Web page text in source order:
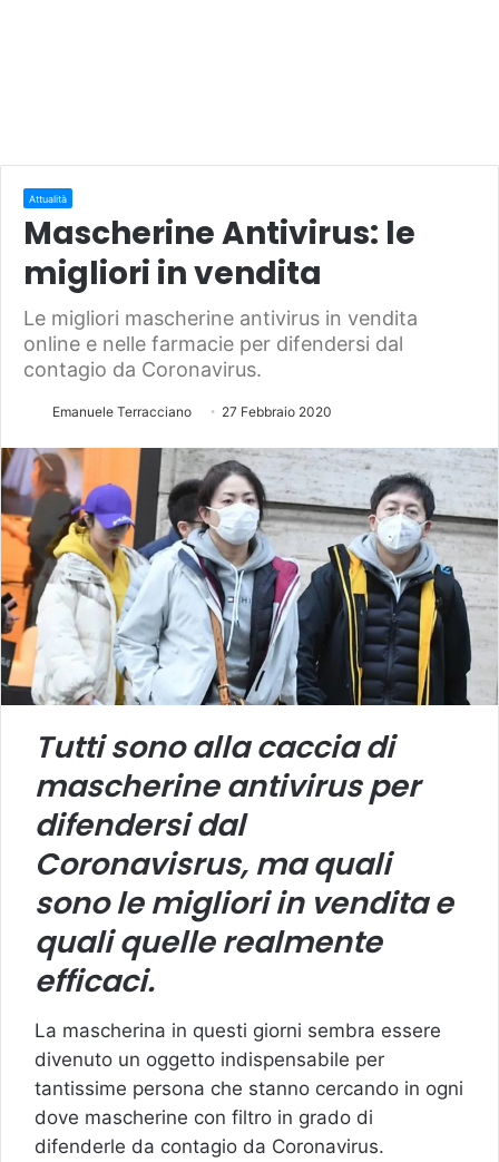
Attualità
Mascherine Antivirus: le
migliori in vendita
Le migliori mascherine antivirus in vendita
online e nelle farmacie per difendersi dal
contagio da Coronavirus.
Emanuele Terracciano 27 Febbraio 2020
Tutti sono alla caccia di
mascherine antivirus per
difendersi dal
Coronavisrus, ma quali
sono le migliori in vendita e
quali quelle realmente
efficaci.
La mascherina in questi giorni sembra essere
divenuto un oggetto indispensabile per
tantissime persona che stanno cercando in ogni
dove mascherine con filtro in grado di
difenderle da contagio da Coronavirus.